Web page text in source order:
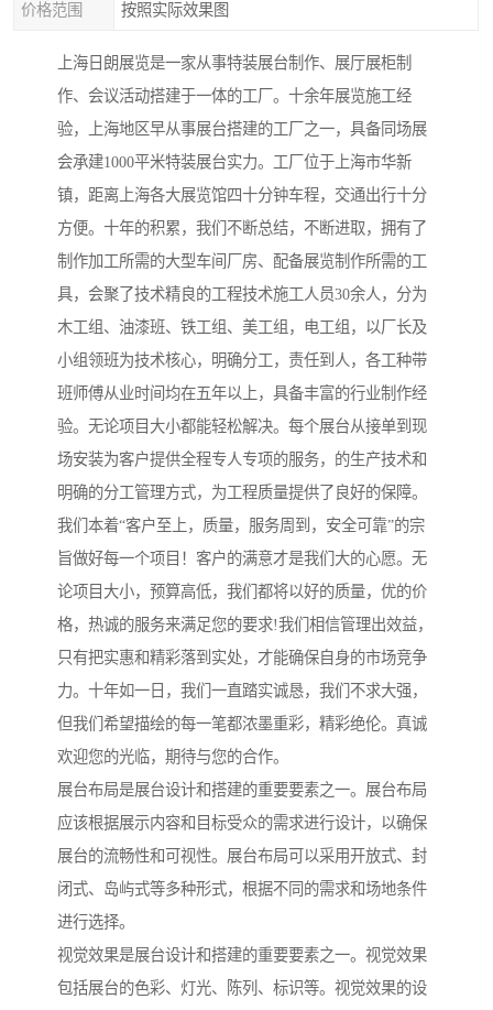
价格范围 按照实际效果图
上海日朗展览是一家从事特装展台制作、展厅展柜制
作、会议活动搭建于一体的工厂。十余年展览施工经
验，上海地区早从事展台搭建的工厂之一，具备同场展
会承建1000平米特装展台实力。工厂位于上海市华新
镇，距离上海各大展览馆四十分钟车程，交通出行十分
方便。十年的积累，我们不断总结，不断进取，拥有了
制作加工所需的大型车间厂房、配备展览制作所需的工
具，会聚了技术精良的工程技术施工人员30余人，分为
木工组、油漆班、铁工组、美工组，电工组，以厂长及
小组领班为技术核心，明确分工，责任到人，各工种带
班师傅从业时间均在五年以上，具备丰富的行业制作经
验。无论项目大小都能轻松解决。每个展台从接单到现
场安装为客户提供全程专人专项的服务，的生产技术和
明确的分工管理方式，为工程质量提供了良好的保障。
我们本着“客户至上，质量，服务周到，安全可靠”的宗
旨做好每一个项目！客户的满意才是我们大的心愿。无
论项目大小，预算高低，我们都将以好的质量，优的价
格，热诚的服务来满足您的要求!我们相信管理出效益，
只有把实惠和精彩落到实处，才能确保自身的市场竞争
力。十年如一日，我们一直踏实诚恳，我们不求大强，
但我们希望描绘的每一笔都浓墨重彩，精彩绝伦。真诚
欢迎您的光临，期待与您的合作。
展台布局是展台设计和搭建的重要要素之一。展台布局
应该根据展示内容和目标受众的需求进行设计，以确保
展台的流畅性和可视性。展台布局可以采用开放式、封
闭式、岛屿式等多种形式，根据不同的需求和场地条件
进行选择。
视觉效果是展台设计和搭建的重要要素之一。视觉效果
包括展台的色彩、灯光、陈列、标识等。视觉效果的设